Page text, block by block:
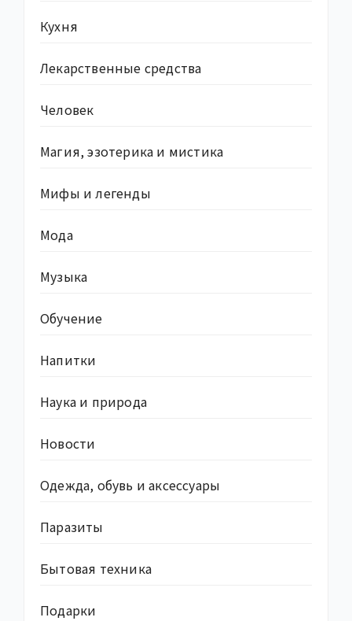
Кухня
Лекарственные средства
Человек
Магия, эзотерика и мистика
Мифы и легенды
Мода
Музыка
Обучение
Напитки
Наука и природа
Новости
Одежда, обувь и аксессуары
Паразиты
Бытовая техника
Подарки